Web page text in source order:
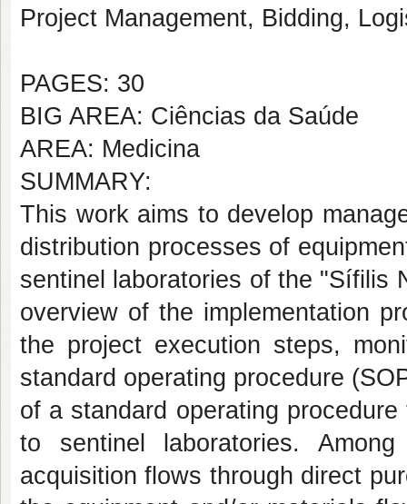
Project Management, Bidding,
PAGES: 30
BIG AREA: Ciências da Saúde
AREA: Medicina
SUMMARY:
This work aims to develop
distribution processes of
sentinel laboratories of the "Sífilis
overview of the implementation
the project execution steps,
standard operating procedure
of a standard operating
to sentinel laboratories.
acquisition flows through direct